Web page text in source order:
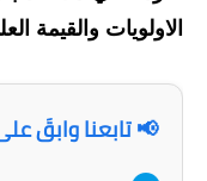
الاولويات والقيمة
📢 تابعنا وابقَ